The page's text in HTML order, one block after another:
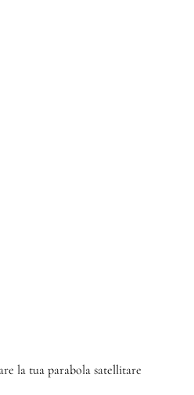
la tua parabola satellitare